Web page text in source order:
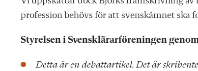
profession behövs för att svenskämnet ska
Styrelsen i Svensklärarföreningen
Detta är en debattartikel. Det är